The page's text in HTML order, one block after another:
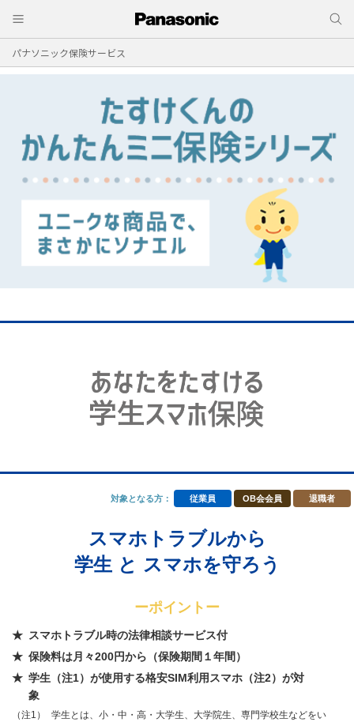
パナソニック保険サービス
対象となる方： 従業員 OB会会員 退職者
スマホトラブルから
学生 と スマホを守ろう
ーポイントー
スマホトラブル時の法律相談サービス付
保険料は月々200円から（保険期間１年間）
学生（注1）が使用する格安SIM利用スマホ（注2）が対
象
（注1）
学生とは、小・中・高・大学生、大学院生、専門学校生などをい